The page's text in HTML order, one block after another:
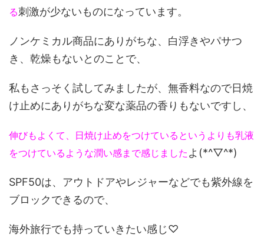
る刺激が少ないものになっています。
ノンケミカル商品にありがちな、白浮きやパサつ
き、乾燥もないとのことで、
私もさっそく試してみましたが、無香料なので日焼
け止めにありがちな変な薬品の香りもないですし、
伸びもよくて、日焼け止めをつけているというよりも乳液
をつけているような潤い感まで感じました よ(*^▽^*)
SPF50は、アウトドアやレジャーなどでも紫外線を
ブロックできるので、
海外旅行でも持っていきたい感じ♡